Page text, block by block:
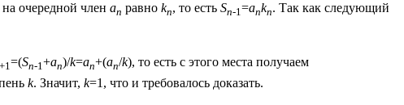
очередной член an равно kn, то есть Sn-1=ankn. Так как следующий
+1 =(Sn-1 +an)/k=an+(an/k), то есть с этого места получаем
k. Значит, k=1, что и требовалось доказать.